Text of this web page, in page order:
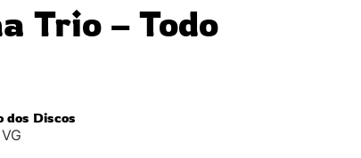
Trio – Todo
dos Discos